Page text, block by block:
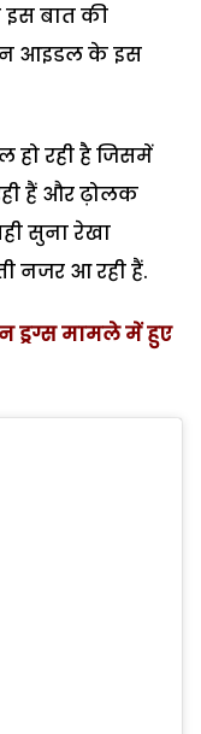
इस बात की
आइडल के इस
हो रही है जिसमें
हैं और ढ़ोलक
सुना रेखा
नजर आ रही हैं.
ड्रग्स मामले में हुए